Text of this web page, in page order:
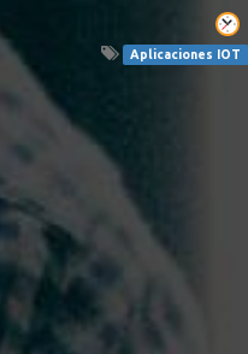
Aplicaciones IOT